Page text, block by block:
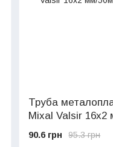
Труба
Mixal Valsir 16х2
95.3 грн
90.6 грн